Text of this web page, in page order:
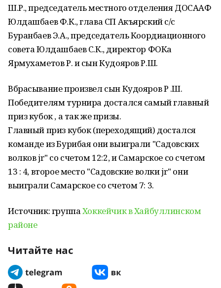
Ш.Р., председатель местного отделения ДОСААФ
Юлдашбаев Ф.К., глава СП Акъярский с/с
Буранбаев Э.А., председатель Коордиационного
совета Юлдашбаев С.К., директор ФОКа
Ярмухаметов Р. и сын Кудояров Р.Ш.
Вбрасывание произвел сын Кудояров Р .Ш.
Победителям турнира достался самый главный
приз кубок , а так же призы.
Главный приз кубок (переходящий) достался
команде из Бурибая они выиграли "Садовских
волков jr" со счетом 12:2, и Самарское со счетом
13 : 4, второе место "Садовские волки jr" они
выиграли Самарское со счетом 7: 3.
Источник: группаХоккейчик в Хайбуллинском
районе
Читайте нас